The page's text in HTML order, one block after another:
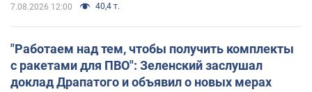
7.08.2026 12:00 40,4 т.
"Работаем над тем, чтобы получить комплекты
с ракетами для ПВО": Зеленский заслушал
доклад Драпатого и объявил о новых мерах